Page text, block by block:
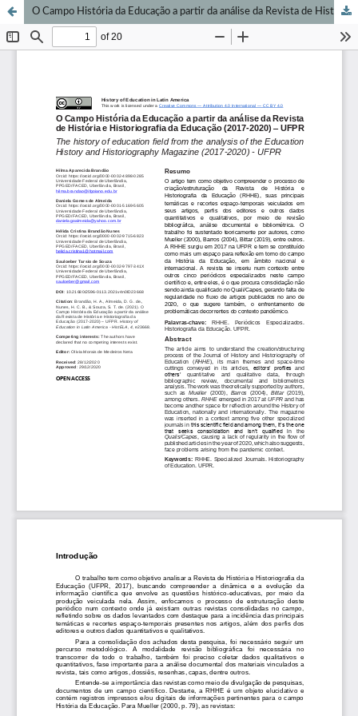
O Campo História da Educação a partir da análise da Revista de História e Historiografia da Educação (2017-2020) – UFPR